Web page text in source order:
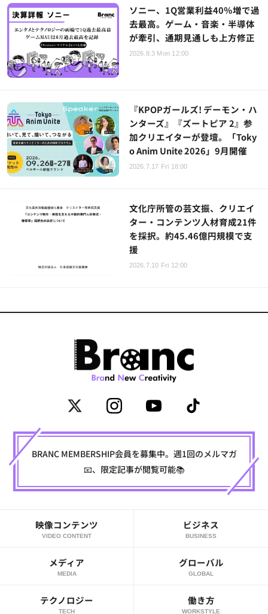
ソニー、1Q営業利益40％増で過
去最高。ゲーム・音楽・半導体
が牽引、通期見通しも上方修正
2026.8.3 Mon 12:00
『KPOPガールズ! デーモン・ハ
ンターズ』『ズートピア 2』参
加クリエイターが登壇。「Toky
o Anim Unite 2026」9月開催
2026.7.17 Fri 18:00
文化庁所管の芸文振、クリエイ
ター・コンテンツ人材育成21件
を採択。約45.46億円規模で支
援
2026.7.10 Fri 12:00
BRANC MEMBERSHIP会員を募集中。週1回のメルマガ
📧、限定記事が閲覧可能📚
映像コンテンツ
VIDEO CONTENT
ビジネス
BUSINESS
メディア
MEDIA
グローバル
GLOBAL
テクノロジー
TECH
働き方
WORKSTYLE